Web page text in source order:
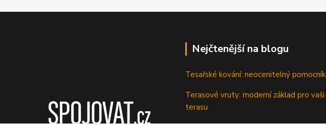
Nejčtenější na blogu
Tesařské kování: neocenitelný pomocník
Terasové vruty: moderní základ pro vaši
terasu